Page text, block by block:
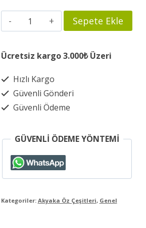
Akyaka
Kozalak
Özü
gr.
adet
Sepete Ekle
Ücretsiz kargo 3.000₺ Üzeri
Hızlı Kargo
Güvenli Gönderi
Güvenli Ödeme
GÜVENLİ ÖDEME YÖNTEMİ
Kategoriler: Akyaka Öz Çeşitleri, Genel